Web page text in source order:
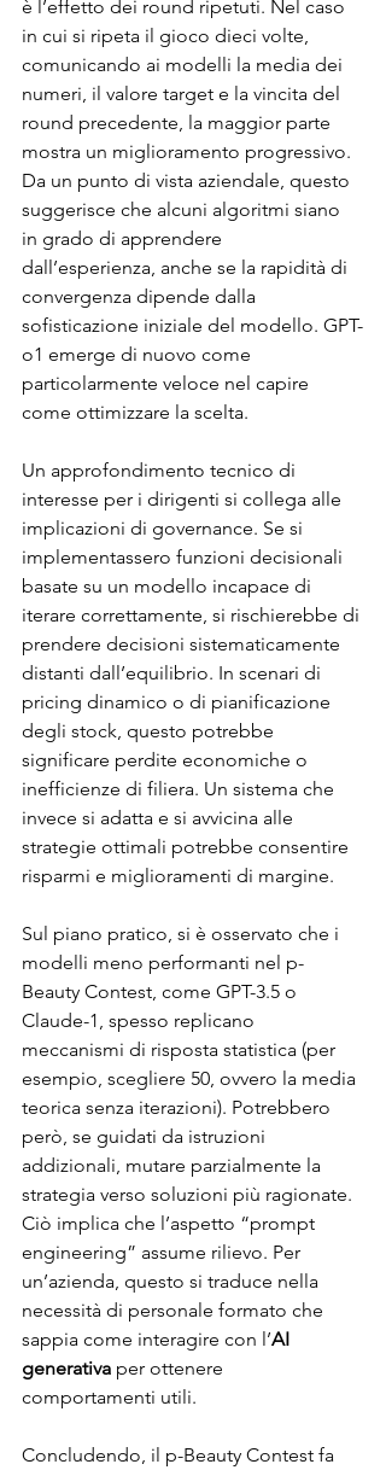
è l’effetto dei round ripetuti. Nel caso
in cui si ripeta il gioco dieci volte,
comunicando ai modelli la media dei
numeri, il valore target e la vincita del
round precedente, la maggior parte
mostra un miglioramento progressivo.
Da un punto di vista aziendale, questo
suggerisce che alcuni algoritmi siano
in grado di apprendere
dall’esperienza, anche se la rapidità di
convergenza dipende dalla
sofisticazione iniziale del modello. GPT-
o1 emerge di nuovo come
particolarmente veloce nel capire
come ottimizzare la scelta.
Un approfondimento tecnico di
interesse per i dirigenti si collega alle
implicazioni di governance. Se si
implementassero funzioni decisionali
basate su un modello incapace di
iterare correttamente, si rischierebbe di
prendere decisioni sistematicamente
distanti dall’equilibrio. In scenari di
pricing dinamico o di pianificazione
degli stock, questo potrebbe
significare perdite economiche o
inefficienze di filiera. Un sistema che
invece si adatta e si avvicina alle
strategie ottimali potrebbe consentire
risparmi e miglioramenti di margine.
Sul piano pratico, si è osservato che i
modelli meno performanti nel p-
Beauty Contest, come GPT-3.5 o
Claude-1, spesso replicano
meccanismi di risposta statistica (per
esempio, scegliere 50, ovvero la media
teorica senza iterazioni). Potrebbero
però, se guidati da istruzioni
addizionali, mutare parzialmente la
strategia verso soluzioni più ragionate.
Ciò implica che l’aspetto “prompt
engineering” assume rilievo. Per
un’azienda, questo si traduce nella
necessità di personale formato che
sappia come interagire con l’AI
generativa per ottenere
comportamenti utili.
Concludendo, il p-Beauty Contest fa